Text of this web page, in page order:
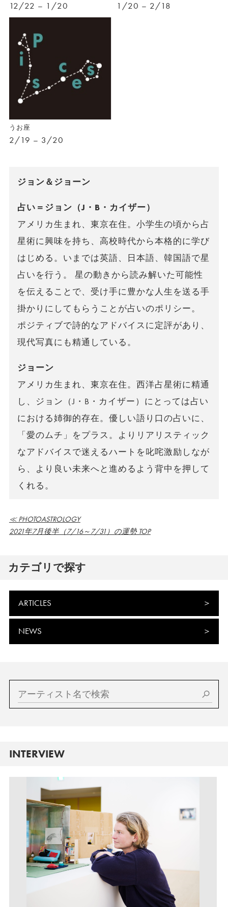
12/22 – 1/20 1/20 – 2/18
うお座
2/19 – 3/20
ジョン＆ジョーン
占い＝ジョン（J・B・カイザー）
アメリカ生まれ、東京在住。小学生の頃から占
星術に興味を持ち、高校時代から本格的に学び
はじめる。いまでは英語、日本語、韓国語で星
占いを行う。 星の動きから読み解いた可能性
を伝えることで、受け手に豊かな人生を送る手
掛かりにしてもらうことが占いのポリシー。
ポジティブで詩的なアドバイスに定評があり、
現代写真にも精通している。
ジョーン
アメリカ生まれ、東京在住。西洋占星術に精通
し、ジョン（J・B・カイザー）にとっては占い
における姉御的存在。優しい語り口の占いに、
「愛のムチ」をプラス。よりリアリスティック
なアドバイスで迷えるハートを叱咤激励しなが
ら、より良い未来へと進めるよう背中を押して
くれる。
≪ PHOTOASTROLOGY
2021年7月後半（7/16～7/31）の運勢 TOP
カテゴリで探す
ARTICLES
NEWS
INTERVIEW